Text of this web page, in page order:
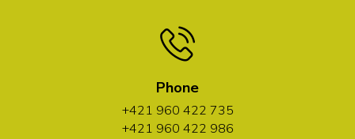
Phone
+421 960 422 735
+421 960 422 986